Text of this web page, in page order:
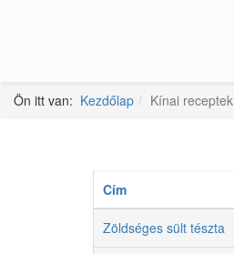
Ön itt van: Kezdőlap Kínai receptek
Cím
Zöldséges sült tészta